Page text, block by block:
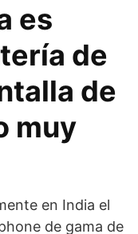
es
de
de
muy
en India el
de gama de